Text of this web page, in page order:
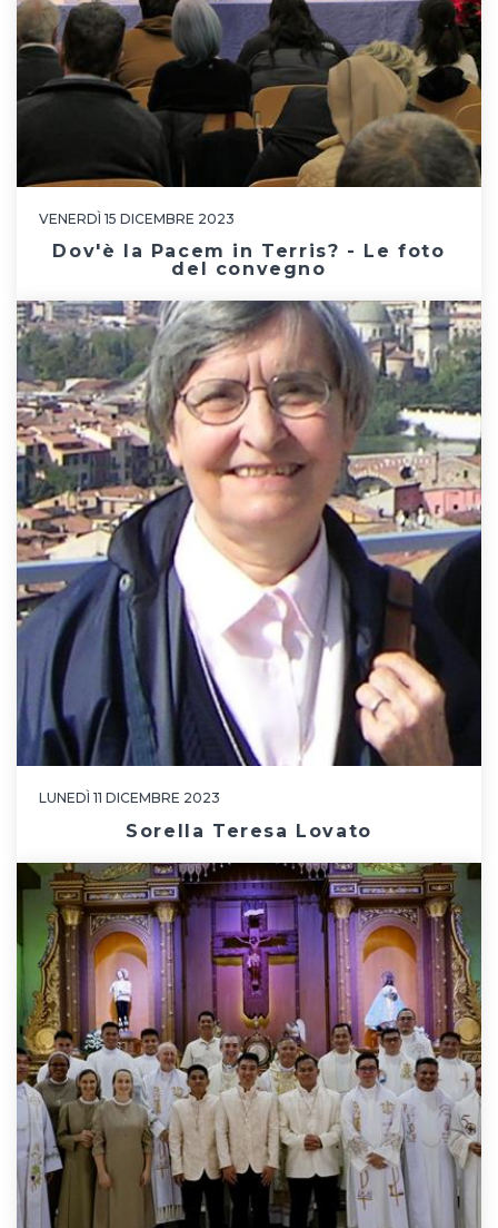
VENERDÌ 15 DICEMBRE 2023
Dov'è la Pacem in Terris? - Le foto
del convegno
LUNEDÌ 11 DICEMBRE 2023
Sorella Teresa Lovato